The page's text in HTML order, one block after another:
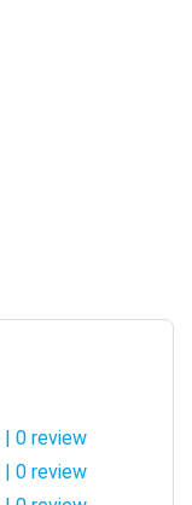
| 0 review
| 0 review